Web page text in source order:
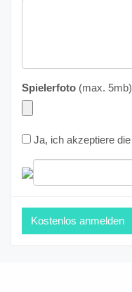
Spielerfoto (max. 5mb)
Ja, ich akzeptiere die